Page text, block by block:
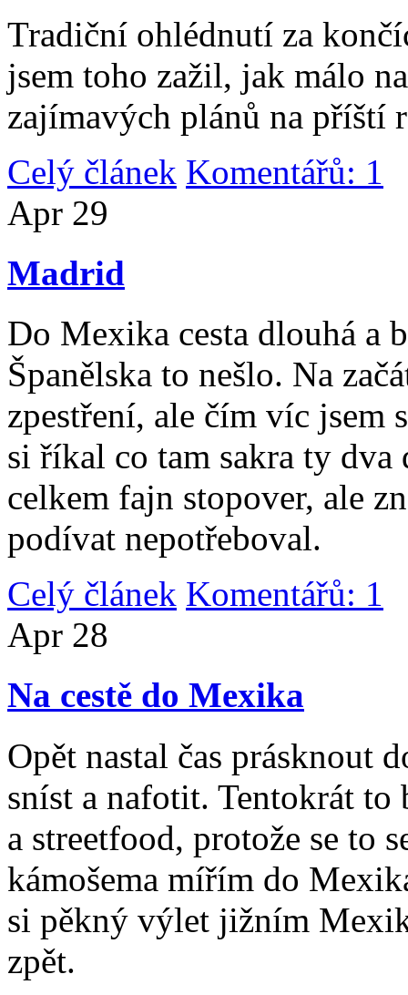
Tradiční ohlédnutí za
jsem toho zažil, jak málo
zajímavých plánů na příští
Celý článek Komentářů: 1
Apr 29
Madrid
Do Mexika cesta dlouhá a
Španělska to nešlo. Na
zpestření, ale čím víc jsem
si říkal co tam sakra ty
celkem fajn stopover, ale
podívat nepotřeboval.
Celý článek Komentářů: 1
Apr 28
Na cestě do Mexika
Opět nastal čas prásknout
sníst a nafotit. Tentokrát
a streetfood, protože se to
kámošema mířím do
si pěkný výlet jižním
zpět.